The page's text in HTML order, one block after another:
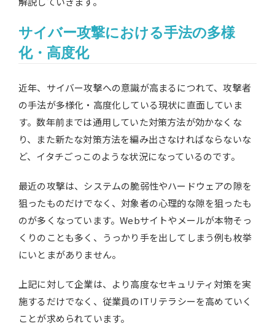
サイバー攻撃における手法の多様
化・高度化
近年、サイバー攻撃への意識が高まるにつれて、攻撃者
の手法が多様化・高度化している現状に直面していま
す。数年前までは通用していた対策方法が効かなくな
り、また新たな対策方法を編み出さなければならないな
ど、イタチごっこのような状況になっているのです。
最近の攻撃は、システムの脆弱性やハードウェアの隙を
狙ったものだけでなく、対象者の心理的な隙を狙ったも
のが多くなっています。Webサイトやメールが本物そっ
くりのことも多く、うっかり手を出してしまう例も枚挙
にいとまがありません。
上記に対して企業は、より高度なセキュリティ対策を実
施するだけでなく、従業員のITリテラシーを高めていく
ことが求められています。